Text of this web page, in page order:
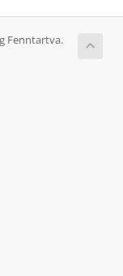
Fenntartva.